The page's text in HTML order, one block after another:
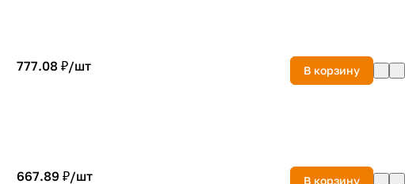
777.08 ₽/шт В корзину
667.89 ₽/шт В корзину